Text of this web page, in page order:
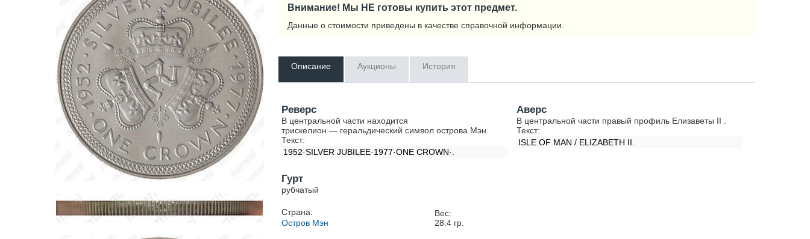
Внимание! Мы НЕ готовы купить этот предмет.
Данные о стоимости приведены в качестве справочной информации.
Описание Аукционы История
Реверс
В центральной части находится
трискелион — геральдический символ острова Мэн.
Текст:
1952·SILVER JUBILEE·1977·ONE CROWN·.
Аверс
В центральной части правый профиль Елизаветы II .
Текст:
ISLE OF MAN / ELIZABETH II.
Гурт
рубчатый
Страна:
Остров Мэн
Вес:
28.4гр.